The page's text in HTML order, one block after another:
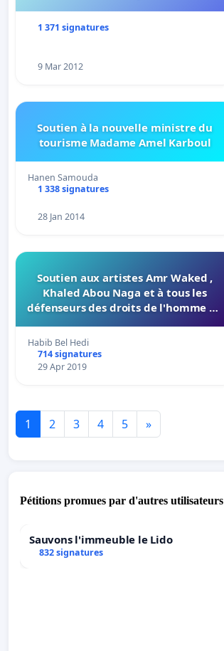
1 371 signatures
9 Mar 2012
Soutien à la nouvelle ministre du
tourisme Madame Amel Karboul
Hanen Samouda
1 338 signatures
28 Jan 2014
Soutien aux artistes Amr Waked ,
Khaled Abou Naga et à tous les
défenseurs des droits de l'homme en
Habib Bel Hedi
714 signatures
29 Apr 2019
1 2 3 4 5 »
Pétitions promues par d'autres utilisateurs
Sauvons l'immeuble le Lido
832 signatures